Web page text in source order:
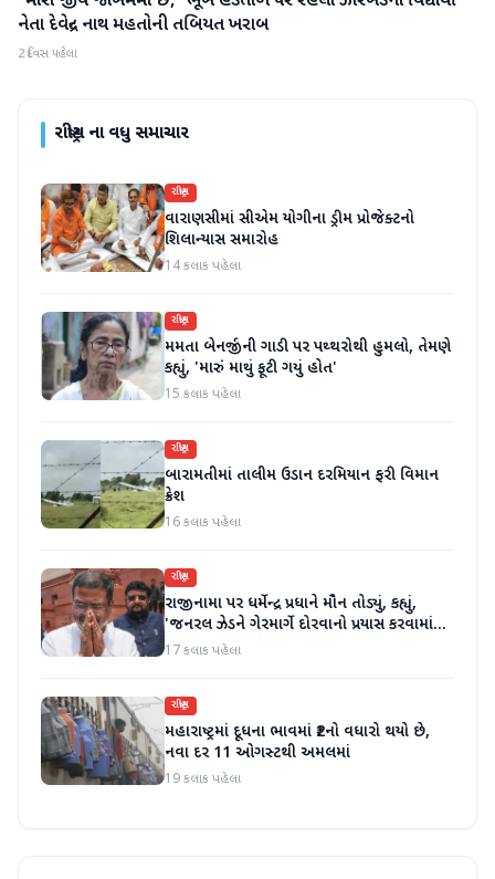
નેતા દેવેન્દ્ર નાથ મહતોની તબિયત ખરાબ
2 દિવસ પહેલા
રાષ્ટ્રીયના વધુ સમાચાર
રાષ્ટ્રીય
વારાણસીમાં સીએમ યોગીના ડ્રીમ પ્રોજેક્ટનો
શિલાન્યાસ સમારોહ
14 કલાક પહેલા
રાષ્ટ્રીય
મમતા બેનર્જીની ગાડી પર પથ્થરોથી હુમલો, તેમણે
કહ્યું, 'મારું માથું ફૂટી ગયું હોત'
15 કલાક પહેલા
રાષ્ટ્રીય
બારામતીમાં તાલીમ ઉડાન દરમિયાન ફરી વિમાન
ક્રેશ
16 કલાક પહેલા
રાષ્ટ્રીય
રાજીનામા પર ધર્મેન્દ્ર પ્રધાને મૌન તોડ્યું, કહ્યું,
'જનરલ ઝેડને ગેરમાર્ગે દોરવાનો પ્રયાસ કરવામાં
આવ્યો, મારા માટે પદ મહત્વનું નથી'
17 કલાક પહેલા
રાષ્ટ્રીય
મહારાષ્ટ્રમાં દૂધના ભાવમાં ₹2નો વધારો થયો છે,
નવા દર 11 ઓગસ્ટથી અમલમાં
19 કલાક પહેલા